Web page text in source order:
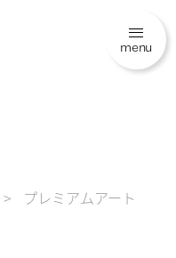
menu
プレミアムアート